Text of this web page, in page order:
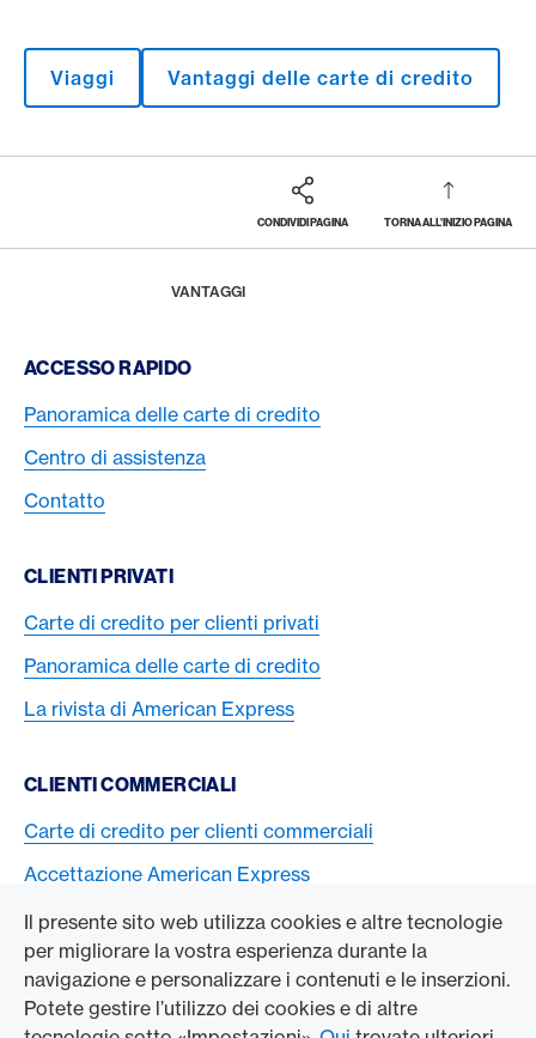
Il presente sito web utilizza cookies e altre tecnologie
per migliorare la vostra esperienza durante la
navigazione e personalizzare i contenuti e le inserzioni.
Potete gestire l’utilizzo dei cookies e di altre
Viaggi Vantaggi delle carte di credito
CONDIVIDI PAGINA TORNA ALL'INIZIO PAGINA
Footer
VANTAGGI
Footer Navigation
ACCESSO RAPIDO
Panoramica delle carte di credito
Centro di assistenza
Contatto
CLIENTI PRIVATI
Carte di credito per clienti privati
Panoramica delle carte di credito
La rivista di American Express
CLIENTI COMMERCIALI
Carte di credito per clienti commerciali
Accettazione American Express
L’AZIENDA
Swisscard AECS GmbH